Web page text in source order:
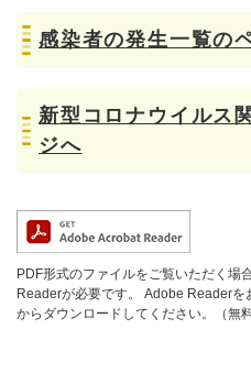
感染者の発生一覧の
新型コロナウイルス
ジへ
PDF形式のファイルをご覧いただく場
Readerが必要です。
Adobe Readerを
からダウンロードしてください。（無料